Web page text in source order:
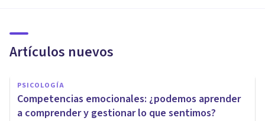
Artículos nuevos
PSICOLOGÍA
Competencias emocionales: ¿podemos aprender
a comprender y gestionar lo que sentimos?